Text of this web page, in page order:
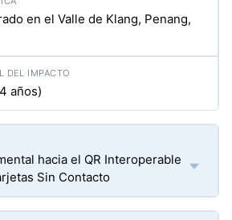
en el Valle de Klang, Penang,
años)
hacia el QR Interoperable
Sin Contacto